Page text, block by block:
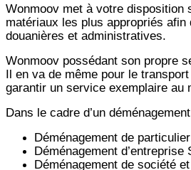
Wonmoov met à votre disposition
matériaux les plus appropriés
douanières et administratives.
Wonmoov possédant son propre
Il en va de même pour le
garantir un service exemplaire au
Dans le cadre d’un
Déménagement de particulier
Déménagement d’entreprise
Déménagement de société